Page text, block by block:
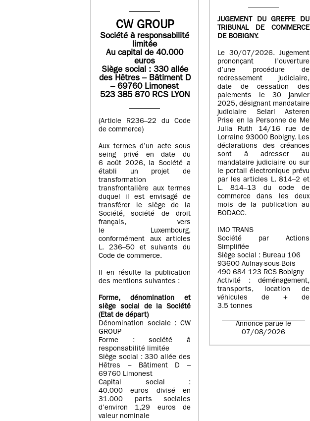
CW GROUP
Société à responsabilité
limitée
Au capital de 40.000
euros
Siège social : 330 allée
des Hêtres – Bâtiment D
– 69760 Limonest
523 385 870 RCS LYON
(Article R236–22 du Code
de commerce)
Aux termes d’un acte sous
seing privé en date du
6 août 2026, la Société a
établi un projet de
transformation
transfrontalière aux termes
duquel il est envisagé de
transférer le siège de la
Société, société de droit
français, vers
le Luxembourg,
conformément aux articles
L. 236–50 et suivants du
Code de commerce.
Il en résulte la publication
des mentions suivantes :
Forme, dénomination et
siège social de la Société
(Etatde départ)
Dénomination sociale : CW
GROUP
Forme : société à
responsabilité limitée
Siège social : 330 allée des
Hêtres – Bâtiment D –
69760 Limonest
Capital social :
40.000 euros divisé en
31.000 parts sociales
d’environ 1,29 euros de
valeur nominale
JUGEMENT DU GREFFE DU
TRIBUNAL DE COMMERCE
DE BOBIGNY.
Le 30/07/2026. Jugement
prononçant l’ouverture
d’une procédure de
redressement judiciaire,
date de cessation des
paiements le 30 janvier
2025, désignant mandataire
judiciaire Selarl Asteren
Prise en la Personne de Me
Julia Ruth 14/16 rue de
Lorraine 93000 Bobigny. Les
déclarations des créances
sont à adresser au
mandataire judiciaire ou sur
le portail électronique prévu
par les articles L. 814–2 et
L. 814–13 du code de
commerce dans les deux
mois de la publication au
BODACC.
IMO TRANS
Société par Actions
Simplifiée
Siège social : Bureau 106
93600 Aulnay-sous-Bois
490 684 123 RCS Bobigny
Activité : déménagement,
transports, location de
véhicules de + de
3.5 tonnes
Annonce parue le
07/08/2026